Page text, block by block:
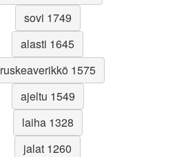
sovi 1749
alasti 1645
ruskeaverikkö 1575
ajeltu 1549
laiha 1328
jalat 1260